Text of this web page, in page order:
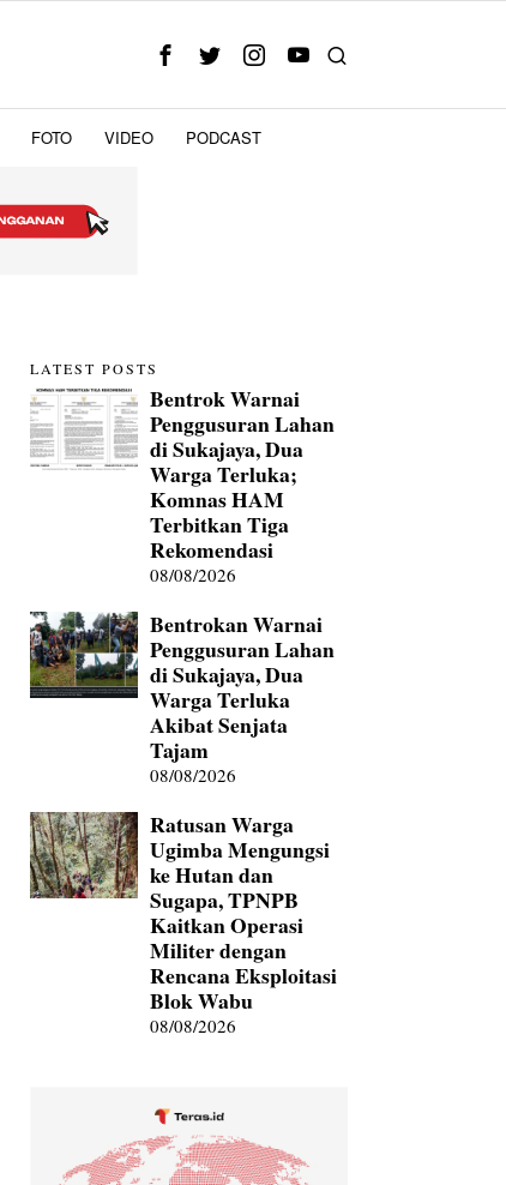
FOTO VIDEO PODCAST
LATEST POSTS
Bentrok Warnai
Penggusuran Lahan
di Sukajaya, Dua
Warga Terluka;
Komnas HAM
Terbitkan Tiga
Rekomendasi
08/08/2026
Bentrokan Warnai
Penggusuran Lahan
di Sukajaya, Dua
Warga Terluka
Akibat Senjata
Tajam
08/08/2026
Ratusan Warga
Ugimba Mengungsi
ke Hutan dan
Sugapa, TPNPB
Kaitkan Operasi
Militer dengan
Rencana Eksploitasi
Blok Wabu
08/08/2026